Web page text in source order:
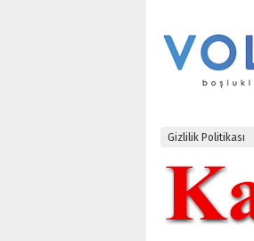
Gizlilik Politikası